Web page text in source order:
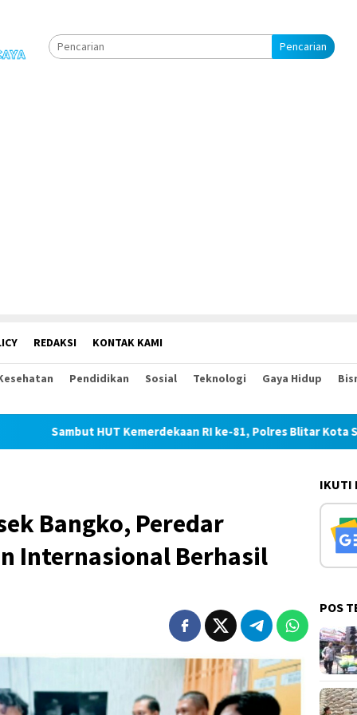
Pencarian
REDAKSI KONTAK KAMI
Pendidikan Sosial Teknologi Gaya Hidup
HUT Kemerdekaan RI ke-81, Polres Blitar Kota Salurkan Beras
Bangko, Peredar
Internasional Berhasil
IKUTI
POS